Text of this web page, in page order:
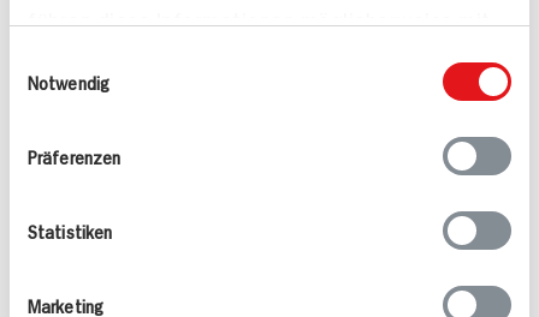
bereitgestellt haben oder die sie im Rahmen
Notwendig
Präferenzen
Statistiken
Marketing
Dinkel Zwieback
200g Beutel